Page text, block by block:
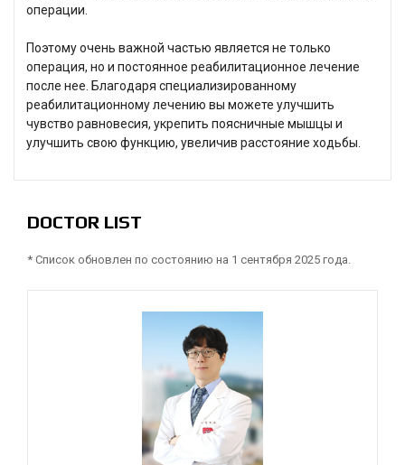
операции.
Поэтому очень важной частью является не только
операция, но и постоянное реабилитационное лечение
после нее. Благодаря специализированному
реабилитационному лечению вы можете улучшить
чувство равновесия, укрепить поясничные мышцы и
улучшить свою функцию, увеличив расстояние ходьбы.
DOCTOR LIST
* Список обновлен по состоянию на 1 сентября 2025 года.